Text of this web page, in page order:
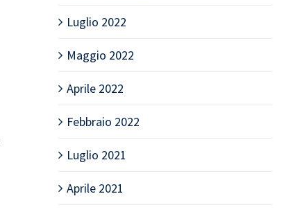
Luglio 2022
Maggio 2022
Aprile 2022
Febbraio 2022
Luglio 2021
Aprile 2021